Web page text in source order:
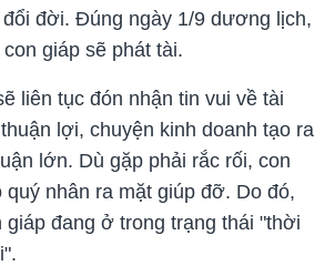
đời. Đúng ngày 1/9 dương lịch,
giáp sẽ phát tài.
liên tục đón nhận tin vui về tài
lợi, chuyện kinh doanh tạo ra
lớn. Dù gặp phải rắc rối, con
quý nhân ra mặt giúp đỡ. Do đó,
giáp đang ở trong trạng thái "thời